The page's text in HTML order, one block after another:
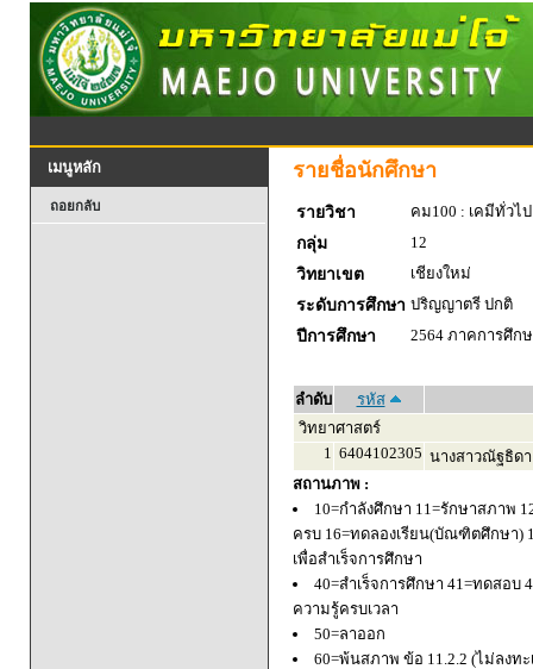
เมนูหลัก
ถอยกลับ
รายชื่อนักศึกษา
รายวิชา
คม100 : เคมีทั่วไป
กลุ่ม
12
วิทยาเขต
เชียงใหม่
ระดับการศึกษา ปริญญาตรี ปกติ
ปีการศึกษา
2564 ภาคการศึก
ลำดับ
รหัส
วิทยาศาสตร์
1 6404102305 นางสาวณัฐธิด
สถานภาพ :
10=กำลังศึกษา 11=รักษาสภาพ
ครบ 16=ทดลองเรียน(บัณฑิตศึกษา)
เพื่อสำเร็จการศึกษา
40=สำเร็จการศึกษา 41=ทดสอบ
ความรู้ครบเวลา
50=ลาออก
60=พ้นสภาพ ข้อ 11.2.2 (ไม่ลงท